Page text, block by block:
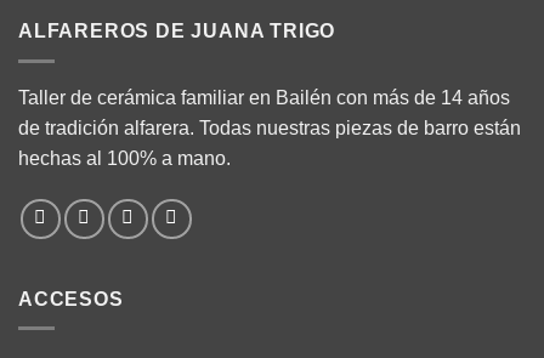
ALFAREROS DE JUANA TRIGO
Taller de cerámica familiar en Bailén con más de 14 años
de tradición alfarera. Todas nuestras piezas de barro están
hechas al 100% a mano.
ACCESOS